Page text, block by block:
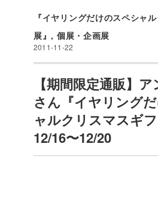
『イヤリングだけのスペシャ
展』 , 個展・企画展
2011-11-22
【期間限定通販】
さん『イヤリング
ャルクリスマスギ
12/16〜12/20